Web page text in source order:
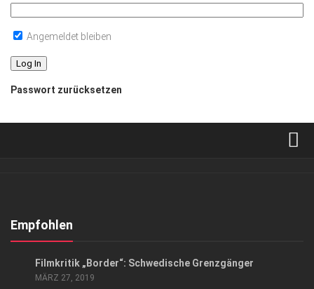
Angemeldet bleiben
Passwort zurücksetzen
Kontakt, Impressum
Empfohlen
Filmkritik „Border“: Schwedische Grenzgänger
MÄRZ 27, 2019